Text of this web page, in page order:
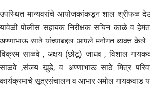
उपस्थित मान्यवरांचे आयोजकांकडून शाल श्रीफळ
यावेळी पोलीस सहायक निरीक्षक सचिन काळे व
अण्णाभाऊ साठे यांच्याबद्दल आपले मनोगत व्यक्त केले
विक्रम साळवे , अक्षय (छोटू) जाधव , विशाल
साळवे ,संजय खुडे, व अण्णाभाऊ साठे मित्र
कार्यक्रमाचे सूत्रसंचालन व आभार अमोल गायकवाड